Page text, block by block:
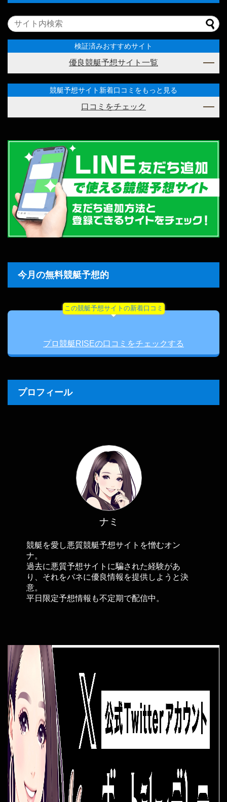
検証済みおすすめサイト
優良競艇予想サイト一覧
競艇予想サイト新着口コミをもっと見る
口コミをチェック
今月の無料競艇予想的
この競艇予想サイトの新着口コミ
プロ競艇RISEの口コミをチェックする
プロフィール
ナミ
競艇を愛し悪質競艇予想サイトを憎むオン
ナ。
過去に悪質予想サイトに騙された経験があ
り、それをバネに優良情報を提供しようと決
意。
平日限定予想情報も不定期で配信中。